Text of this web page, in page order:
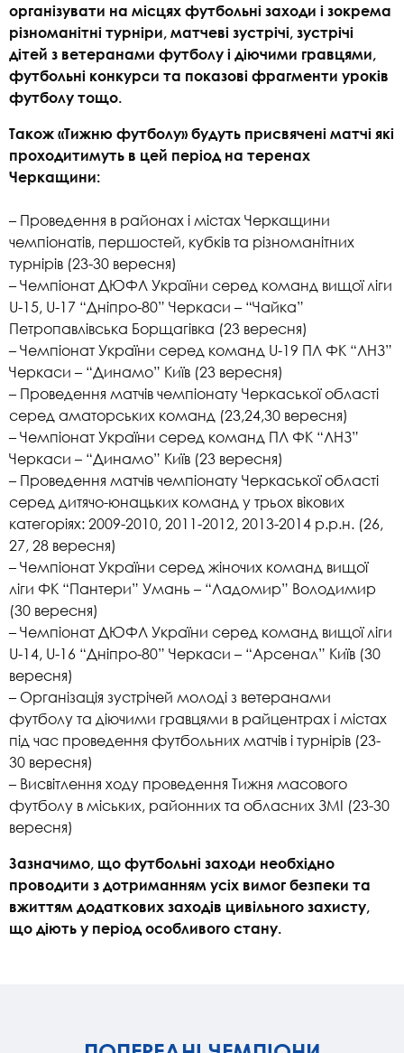
організувати на місцях футбольні заходи і зокрема
різноманітні турніри, матчеві зустрічі, зустрічі
дітей з ветеранами футболу і діючими гравцями,
футбольні конкурси та показові фрагменти уроків
футболу тощо.
Також «Тижню футболу» будуть присвячені матчі які
проходитимуть в цей період на теренах
Черкащини:
– Проведення в районах і містах Черкащини
чемпіонатів, першостей, кубків та різноманітних
турнірів (23-30 вересня)
– Чемпіонат ДЮФЛ України серед команд вищої ліги
U-15, U-17 “Дніпро-80” Черкаси – “Чайка”
Петропавлівська Борщагівка (23 вересня)
– Чемпіонат України серед команд U-19 ПЛ ФК “ЛНЗ”
Черкаси – “Динамо” Київ (23 вересня)
– Проведення матчів чемпіонату Черкаської області
серед аматорських команд (23,24,30 вересня)
– Чемпіонат України серед команд ПЛ ФК “ЛНЗ”
Черкаси – “Динамо” Київ (23 вересня)
– Проведення матчів чемпіонату Черкаської області
серед дитячо-юнацьких команд у трьох вікових
категоріях: 2009-2010, 2011-2012, 2013-2014 р.р.н. (26,
27, 28 вересня)
– Чемпіонат України серед жіночих команд вищої
ліги ФК “Пантери” Умань – “Ладомир” Володимир
(30 вересня)
– Чемпіонат ДЮФЛ України серед команд вищої ліги
U-14, U-16 “Дніпро-80” Черкаси – “Арсенал” Київ (30
вересня)
– Організація зустрічей молоді з ветеранами
футболу та діючими гравцями в райцентрах і містах
під час проведення футбольних матчів і турнірів (23-
30 вересня)
– Висвітлення ходу проведення Тижня масового
футболу в міських, районних та обласних ЗМІ (23-30
вересня)
Зазначимо, що футбольні заходи необхідно
проводити з дотриманням усіх вимог безпеки та
вжиттям додаткових заходів цивільного захисту,
що діють у період особливого стану.